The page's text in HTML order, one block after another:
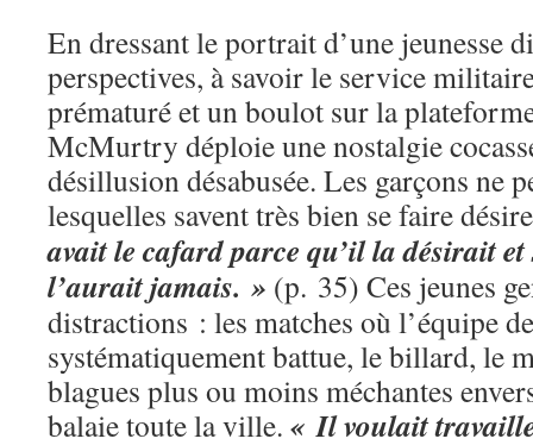
En dressant le portrait d’une jeunesse
perspectives, à savoir le service
prématuré et un boulot sur la
McMurtry déploie une nostalgie
désillusion désabusée. Les garçons ne
lesquelles savent très bien se faire
avait le cafard parce qu’il la désirait
l’aurait jamais. » (p. 35) Ces jeunes
distractions : les matches où l’équipe
systématiquement battue, le billard, le
blagues plus ou moins méchantes
balaie toute la ville. « Il voulait